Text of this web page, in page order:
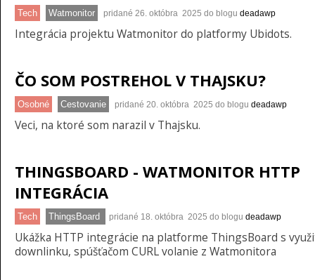
Tech Watmonitor pridané 26. októbra 2025 do blogudeadawp
Integrácia projektu Watmonitor do platformy Ubidots.
ČO SOM POSTREHOL V THAJSKU?
Osobné Cestovanie pridané 20. októbra 2025 do blogudeadawp
Veci, na ktoré som narazil v Thajsku.
THINGSBOARD - WATMONITOR HTTP
INTEGRÁCIA
Tech ThingsBoard pridané 18. októbra 2025 do blogudeadawp
Ukážka HTTP integrácie na platforme ThingsBoard s
downlinku, spúšťačom CURL volanie z Watmonitora